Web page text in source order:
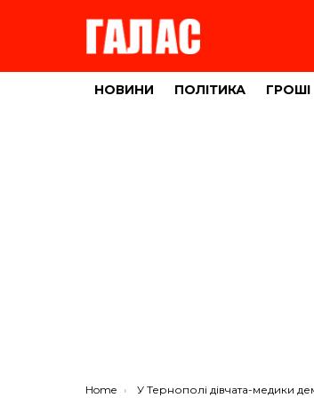
НОВИНИ ПОЛІТИКА ГРОШІ
You are here:
Home У Тернополі дівчата-медики демонстрували свої красиві форми (ФОТО,